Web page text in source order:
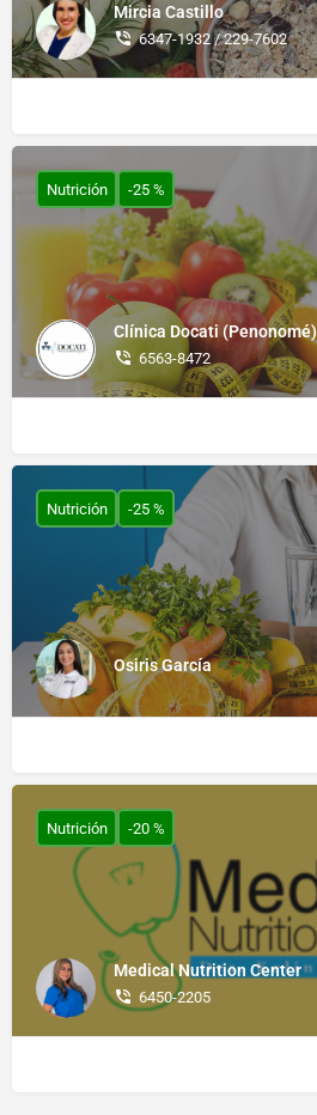
Mircia Castillo
6347-1932 / 229-7602
Clínica Docati (Penonomé)
6563-8472
Nutrición -25 %
Osiris García
Nutrición -25 %
Medical Nutrition Center
6450-2205
Nutrición -20 %